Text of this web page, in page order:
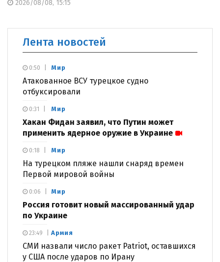
2026/08/08, 15:15
Лента новостей
Мир
Атакованное ВСУ турецкое судно
отбуксировали
0:50
Мир
Хакан Фидан заявил, что Путин может
применить ядерное оружие в Украине
0:31
Мир
На турецком пляже нашли снаряд времен
Первой мировой войны
0:18
Мир
Россия готовит новый массированный удар
по Украине
0:06
Армия
СМИ назвали число ракет Patriot, оставшихся
у США после ударов по Ирану
23:49